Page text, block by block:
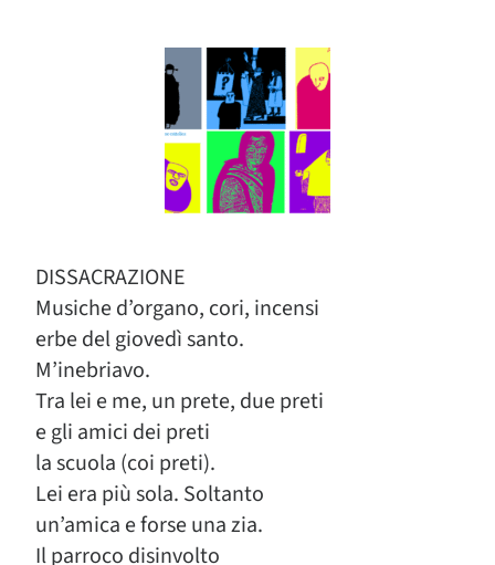
DISSACRAZIONE
Musiche d’organo, cori, incensi
erbe del giovedì santo.
M’inebriavo.
Tra lei e me, un prete, due preti
e gli amici dei preti
la scuola (coi preti).
Lei era più sola. Soltanto
un’amica e forse una zia.
Il parroco disinvolto